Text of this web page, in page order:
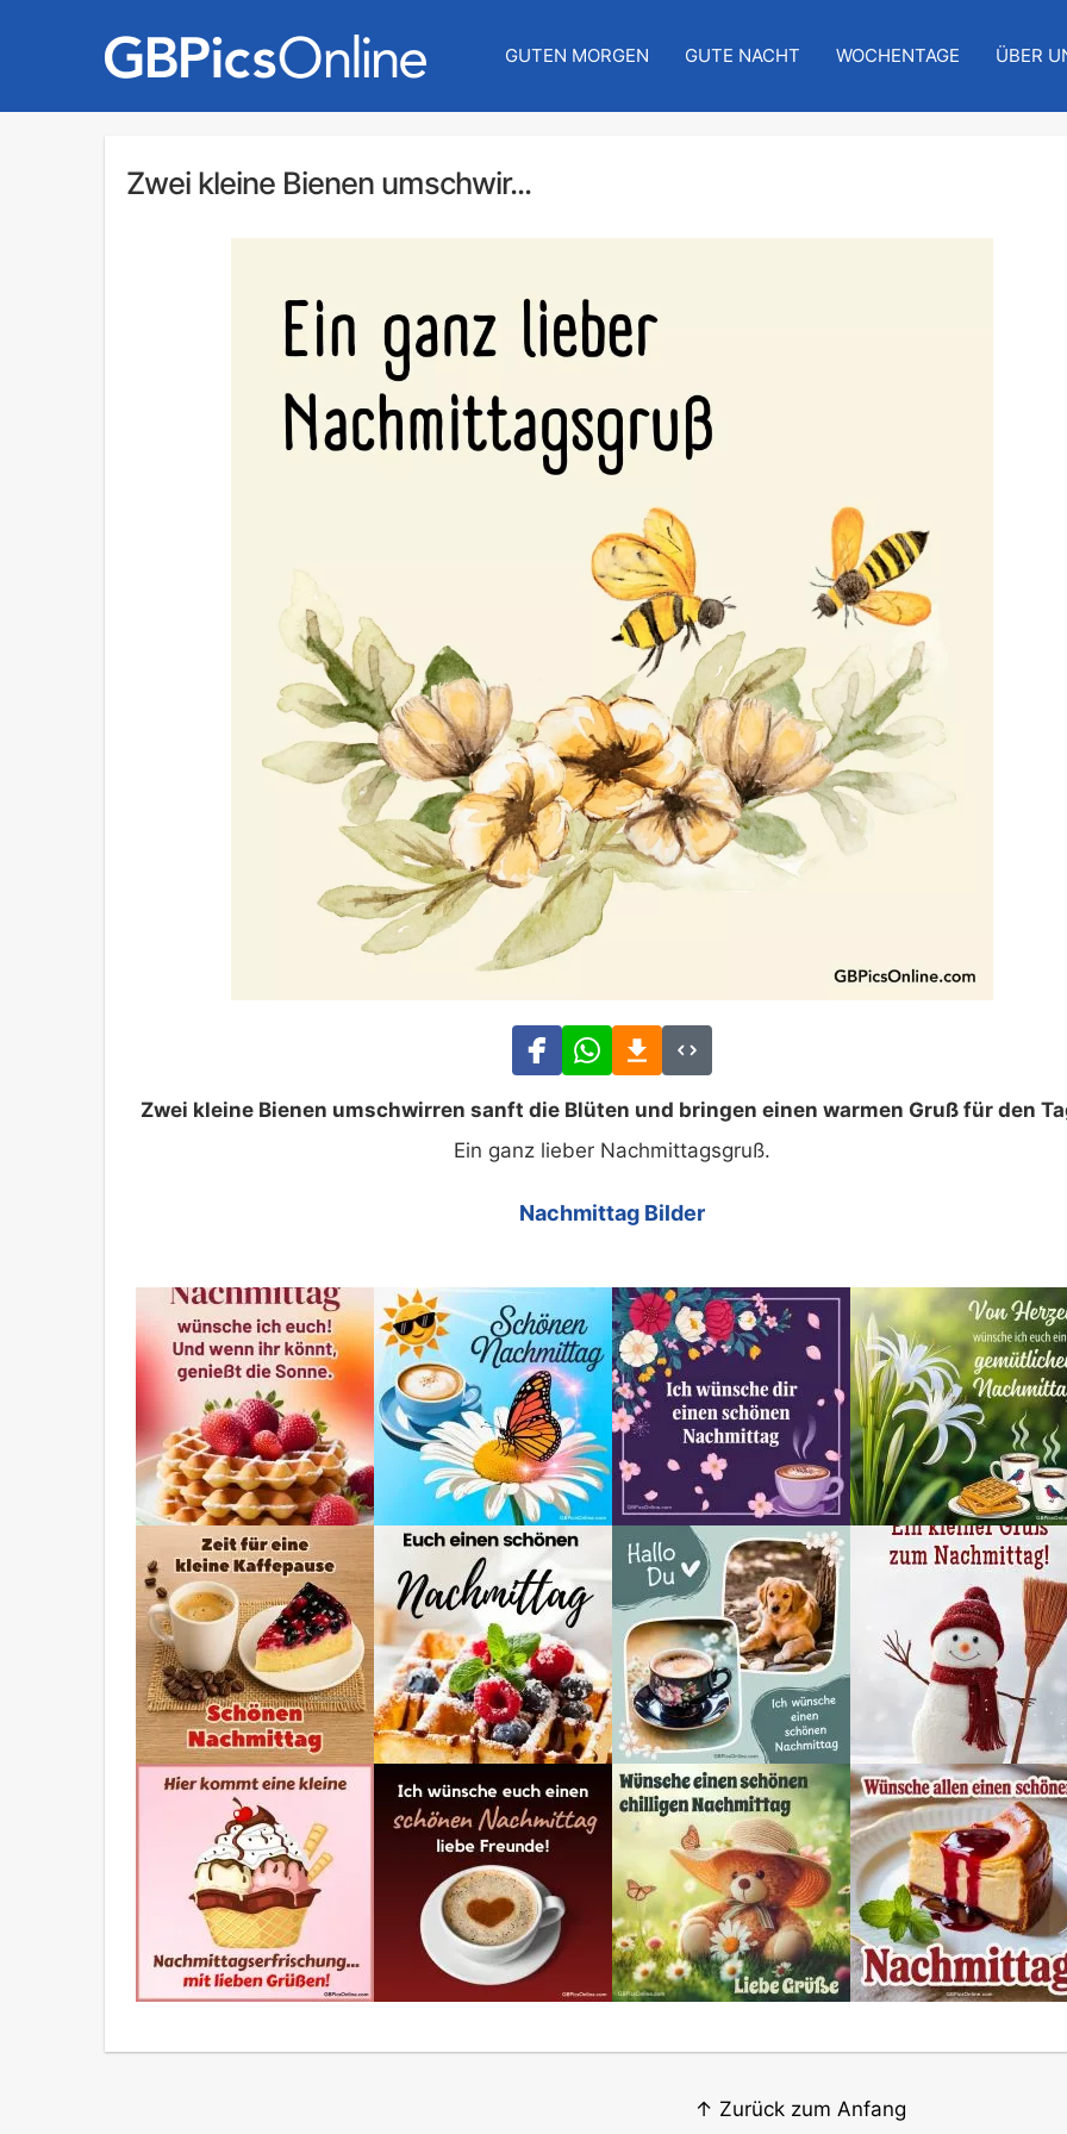
GUTEN MORGEN GUTE NACHT WOCHENTAGE ÜBER
Zwei kleine Bienen umschwir...
Zwei kleine Bienen umschwirren sanft die Blüten und bringen einen warmen Gruß für den
Ein ganz lieber Nachmittagsgruß.
Nachmittag Bilder
↑ Zurück zum Anfang